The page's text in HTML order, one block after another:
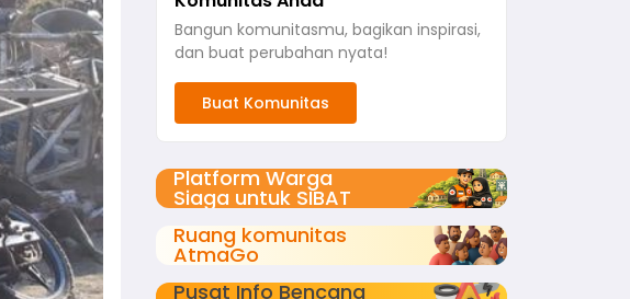
Bangun komunitasmu, bagikan inspirasi,
dan buat perubahan nyata!
Buat Komunitas
Platform Warga
Siaga untuk SIBAT
Ruang komunitas
AtmaGo
Pusat Info Bencana